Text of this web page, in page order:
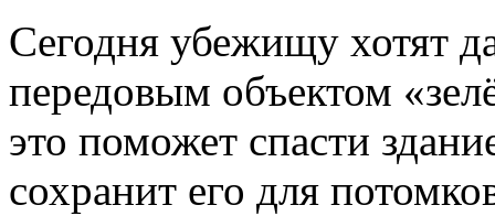
Сегодня убежищу хотят
передовым объектом
это поможет спасти
сохранит его для